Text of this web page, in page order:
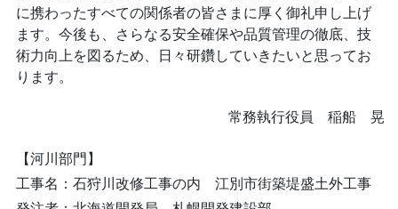
に携わったすべての関係者の皆さまに厚く御礼申し上げ
ます。今後も、さらなる安全確保や品質管理の徹底、技
術力向上を図るため、日々研鑽していきたいと思ってお
ります。
常務執行役員 稲船 晃
【河川部門】
工事名：石狩川改修工事の内 江別市街築堤盛土外工事